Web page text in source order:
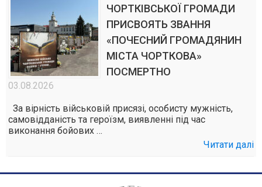
ЧОРТКІВСЬКОЇ ГРОМАДИ
ПРИСВОЯТЬ ЗВАННЯ
«ПОЧЕСНИЙ ГРОМАДЯНИН
МІСТА ЧОРТКОВА»
ПОСМЕРТНО
03.08.2026
За вірність військовій присязі, особисту мужність,
самовідданість та героїзм, виявленні під час
виконання бойових …
Читати далі